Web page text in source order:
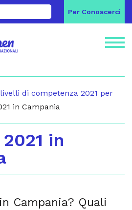
Per Conoscerci
di competenza 2021 per
in Campania
in
Campania? Quali